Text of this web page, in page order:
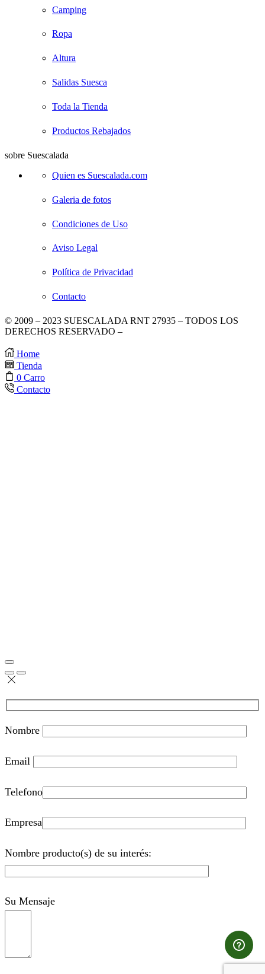
Camping
Ropa
Altura
Salidas Suesca
Toda la Tienda
Productos Rebajados
sobre Suescalada
Quien es Suescalada.com
Galeria de fotos
Condiciones de Uso
Aviso Legal
Política de Privacidad
Contacto
© 2009 – 2023 SUESCALADA RNT 27935 – TODOS LOS
DERECHOS RESERVADO –
Home
Tienda
0 Carro
Contacto
Nombre
Email
Telefono
Empresa
Nombre producto(s) de su interés:
Su Mensaje